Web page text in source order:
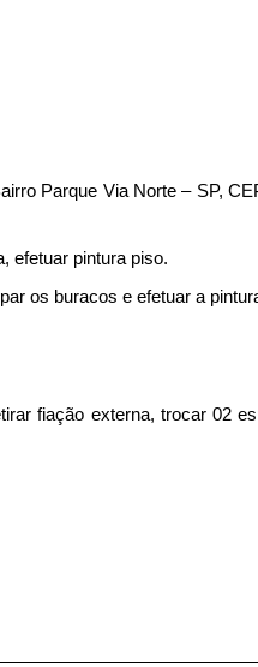
Parque Via Norte – SP,
efetuar pintura piso.
os buracos e efetuar a
fiação externa, trocar 02